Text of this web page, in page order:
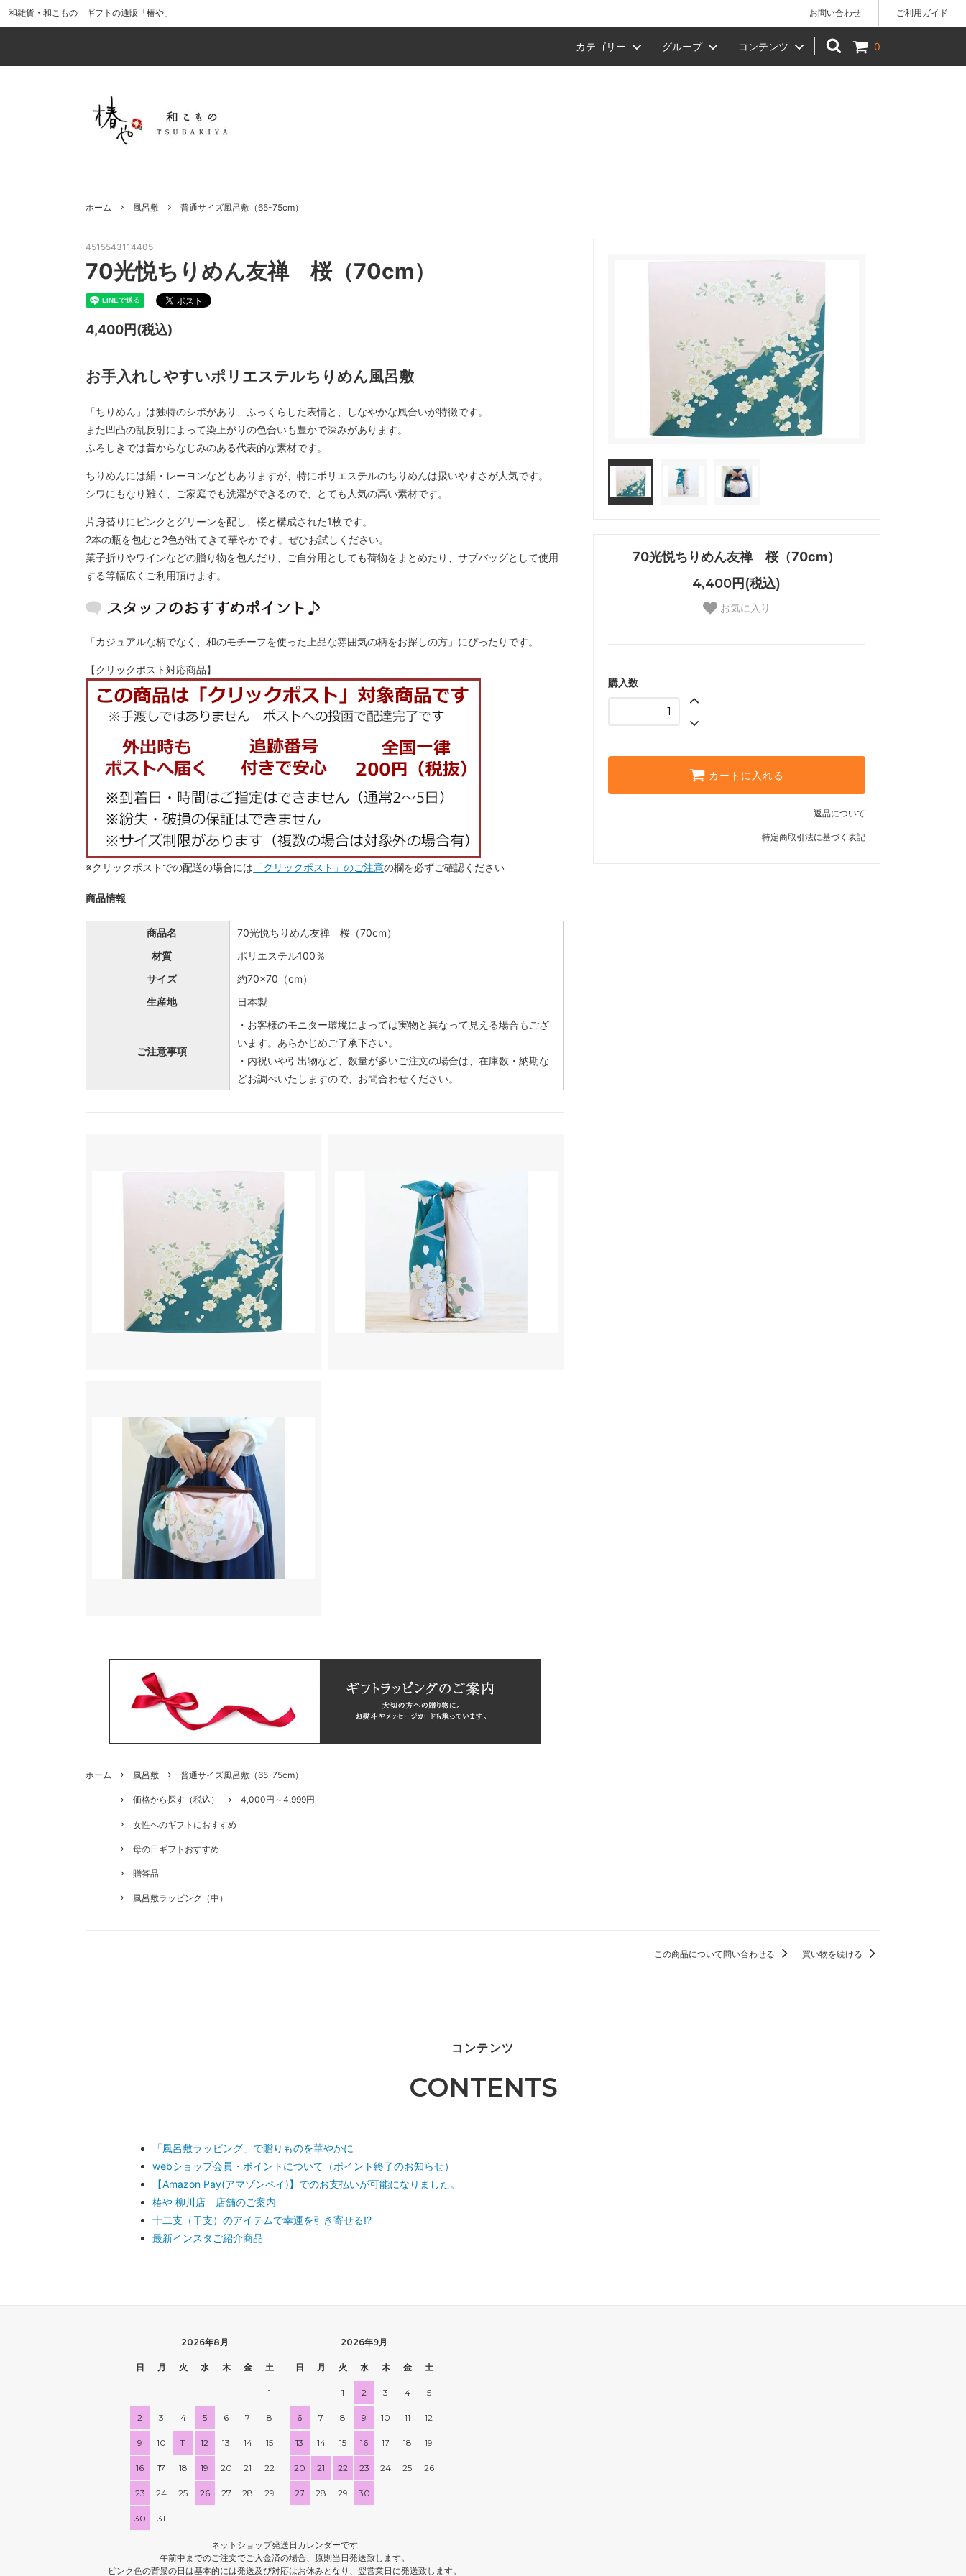
ご利用ガイド
お問い合わせ
和雑貨・和こもの ギフトの通販「椿や」
0
カテゴリー
食器・酒器
インテリア
グループ
価格から探す（税込）
男性へのギフトにおすすめ
風呂敷ラッピング（中） 風呂敷バッグにおすすめ
椿のアイテム
クリスマスの手拭い 正月・干支の手拭い
コンテンツ
「風呂敷ラッピング」で贈りものを華や
十二支（干支）のアイテムで幸運を引き
ホーム 風呂敷 普通サイズ風呂敷（65-75cm）
70光悦ちりめん友禅 桜（70cm）
4,400円(税込)
お気に入り
購入数
カートに入れる
返品について
特定商取引法に基づく表記
4515543114405
70光悦ちりめん友禅 桜（70cm）
4,400円(税込)
お手入れしやすいポリエステルちりめん風呂敷
「ちりめん」は独特のシボがあり、ふっくらした表情と、しなやかな風合いが特徴です。
また凹凸の乱反射によって染上がりの色合いも豊かで深みがあります。
ふろしきでは昔からなじみのある代表的な素材です。
ちりめんには絹・レーヨンなどもありますが、特にポリエステルのちりめんは扱いやすさが人気です。
シワにもなり難く、ご家庭でも洗濯ができるので、とても人気の高い素材です。
片身替りにピンクとグリーンを配し、桜と構成された1枚です。
2本の瓶を包むと2色が出てきて華やかです。ぜひお試しください。
菓子折りやワインなどの贈り物を包んだり、ご自分用としても荷物をまとめたり、サブバッグとして使用
する等幅広くご利用頂けます。
「カジュアルな柄でなく、和のモチーフを使った上品な雰囲気の柄をお探しの方」にぴったりです。
【クリックポスト対応商品】
※クリックポストでの配送の場合には 「クリックポスト」のご注意の欄を必ずご確認ください
商品情報
商品名
70光悦ちりめん友禅 桜（70cm）
材質
ポリエステル100％
サイズ
約70×70（cm）
生産地
日本製
ご注意事項
・お客様のモニター環境によっては実物と異なって見える場合もござ
います。あらかじめご了承下さい。
・内祝いや引出物など、数量が多いご注文の場合は、在庫数・納期な
どお調べいたしますので、お問合わせください。
ホーム 風呂敷 普通サイズ風呂敷（65-75cm）
価格から探す（税込） 4,000円～4,999円
女性へのギフトにおすすめ
母の日ギフトおすすめ
贈答品
風呂敷ラッピング（中）
この商品について問い合わせる 買い物を続ける
コンテンツ
CONTENTS
「風呂敷ラッピング」で贈りものを華やかに
webショップ会員・ポイントについて（ポイント終了のお知らせ）
【Amazon Pay(アマゾンペイ)】でのお支払いが可能になりました。
椿や 柳川店 店舗のご案内
十二支（干支）のアイテムで幸運を引き寄せる!?
最新インスタご紹介商品
2026年8月
日 月 火 水 木 金 土
1
2 3 4 5 6 7 8
9 10 11 12 13 14 15
16 17 18 19 20 21 22
23 24 25 26 27 28 29
30 31
2026年9月
日 月 火 水 木 金 土
1 2 3 4 5
6 7 8 9 10 11 12
13 14 15 16 17 18 19
20 21 22 23 24 25 26
27 28 29 30
ネットショップ発送日カレンダーです
午前中までのご注文でご入金済の場合、原則当日発送致します。
ピンク色の背景の日は基本的には発送及び対応はお休みとなり、翌営業日に発送致します。